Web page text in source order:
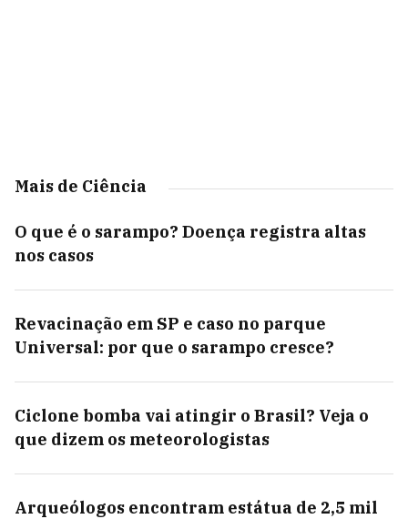
Mais de Ciência
O que é o sarampo? Doença registra altas
nos casos
Revacinação em SP e caso no parque
Universal: por que o sarampo cresce?
Ciclone bomba vai atingir o Brasil? Veja o
que dizem os meteorologistas
Arqueólogos encontram estátua de 2,5 mil